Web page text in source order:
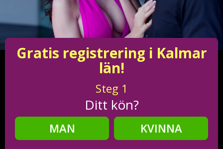
Gratis registrering i Kalmar
län!
Steg 1
Ditt kön?
MAN
KVINNA